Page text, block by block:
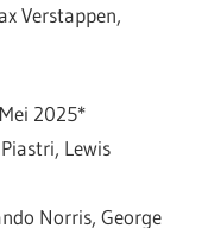
Verstappen,
2025*
Lewis
Norris, George